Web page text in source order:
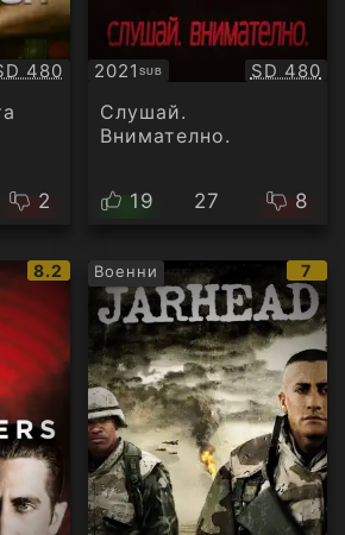
480
2
2021 SUB
Субтитри SD 480
Слушай.
Внимателно.
19 27 8
IMDb
рейтинг:
8.2 Военни 7